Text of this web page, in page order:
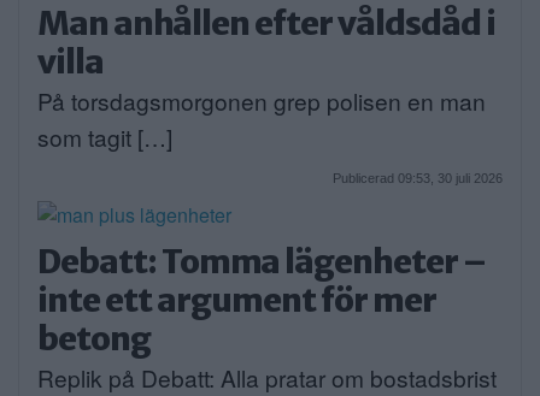
Man anhållen efter våldsdåd i
villa
På torsdagsmorgonen grep polisen en man
som tagit […]
Publicerad 09:53, 30 juli 2026
Debatt: Tomma lägenheter –
inte ett argument för mer
betong
Replik på Debatt: Alla pratar om bostadsbrist